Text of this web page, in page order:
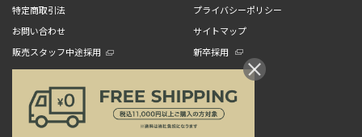
特定商取引法
プライバシーポリシー
お問い合わせ
サイトマップ
販売スタッフ中途採用
新卒採用